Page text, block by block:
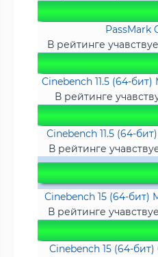
PassMark
В рейтинге
Cinebench 11.5 (64-
В рейтинге
Cinebench 11.5 (64-
В рейтинге
Cinebench 15 (64-бит)
В рейтинге
Cinebench 15 (64-